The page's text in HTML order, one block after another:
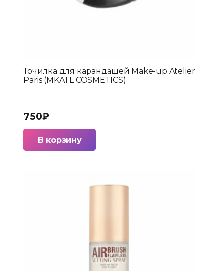
Точилка для карандашей Make-up Atelier
Paris (MKATL COSMETICS)
750₽
В корзину